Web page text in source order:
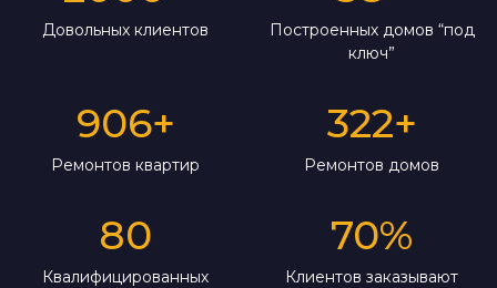
Довольных клиентов
Построенных домов “под
ключ”
906+
Ремонтов квартир
322+
Ремонтов домов
80
Квалифицированных
70%
Клиентов заказывают